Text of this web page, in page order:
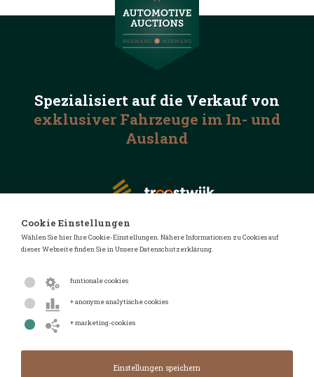
Spezialisiert auf die Verkauf von
exklusiver Fahrzeuge im In- und
Ausland
© 2026 Automotive Auctions
Datenschutzerklärung
Cookie Einstellungen
Wählen Sie hier Ihre Cookie-Einstellungen. Nähere Informationen zu Cookies auf
dieser Webseite finden Sie in Unsere Datenschutzerklärung.
funtionale cookies
+ anonyme analytische cookies
+ marketing-cookies